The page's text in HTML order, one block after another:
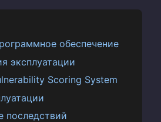
обеспечение
эксплуатации
Scoring System
последствий